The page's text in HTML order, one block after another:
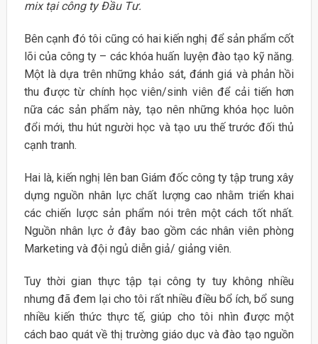
mix tại công ty Đầu Tư.
Bên cạnh đó tôi cũng có hai kiến nghị để sản phẩm cốt
lõi của công ty – các khóa huấn luyện đào tạo kỹ năng.
Một là dựa trên những khảo sát, đánh giá và phản hồi
thu được từ chính học viên/sinh viên để cải tiến hơn
nữa các sản phẩm này, tạo nên những khóa học luôn
đổi mới, thu hút người học và tạo ưu thế trước đối thủ
cạnh tranh.
Hai là, kiến nghị lên ban Giám đốc công ty tập trung xây
dựng nguồn nhân lực chất lượng cao nhằm triển khai
các chiến lược sản phẩm nói trên một cách tốt nhất.
Nguồn nhân lực ở đây bao gồm các nhân viên phòng
Marketing và đội ngủ diễn giả/ giảng viên.
Tuy thời gian thực tập tại công ty tuy không nhiều
nhưng đã đem lại cho tôi rất nhiều điều bổ ích, bổ sung
nhiều kiến thức thực tế, giúp cho tôi nhìn được một
cách bao quát về thị trường giáo dục và đào tạo nguồn